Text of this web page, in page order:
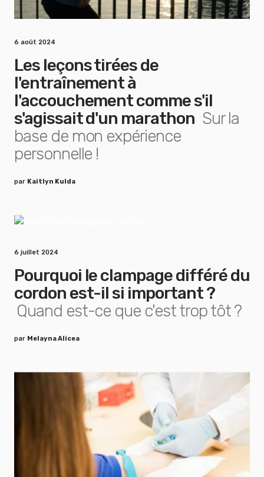
6 août 2024
Les leçons tirées de
l'entraînement à
l'accouchement comme s'il
s'agissait d'un marathon Sur la
base de mon expérience
personnelle !
par Kaitlyn Kulda
6 juillet 2024
Pourquoi le clampage différé du
cordon est-il si important ?
Quand est-ce que c'est trop tôt ?
par Melayna Alicea